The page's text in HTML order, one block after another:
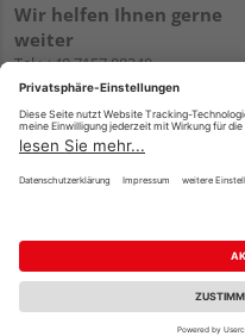
Wir helfen Ihnen gerne
weiter
Tel.:+49 7157 88240
E-Mail:shop@holzland-
filderstadt.de
Impressum AGB
Reservierungsbedingungen